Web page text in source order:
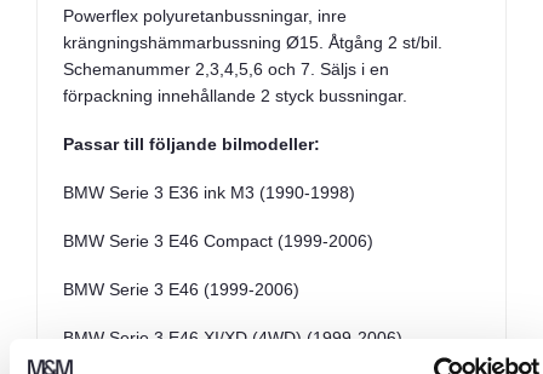
Powerflex polyuretanbussningar, inre
krängningshämmarbussning Ø15. Åtgång 2 st/bil.
Schemanummer 2,3,4,5,6 och 7. Säljs i en
förpackning innehållande 2 styck bussningar.
Passar till följande bilmodeller:
BMW Serie 3 E36 ink M3 (1990-1998)
BMW Serie 3 E46 Compact (1999-2006)
BMW Serie 3 E46 (1999-2006)
BMW Serie 3 E46 XI/XD (4WD) (1999-2006)